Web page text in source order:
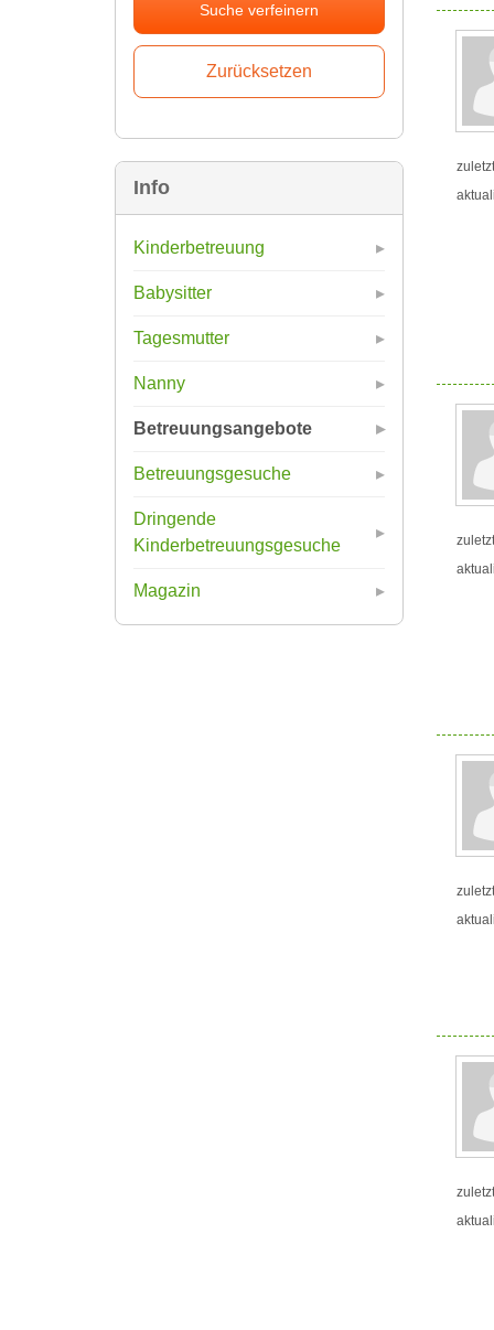
Suche verfeinern
Info
Kinderbetreuung
Babysitter
Tagesmutter
Nanny
Betreuungsangebote
Betreuungsgesuche
Dringende
Kinderbetreuungsgesuche
Magazin